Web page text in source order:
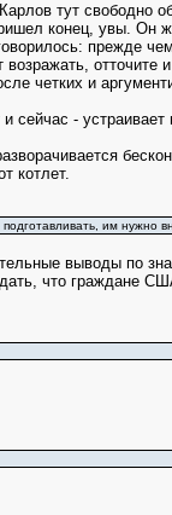
тут свободно
конец, увы. Он
прежде
отточите
четких и
сейчас - устраивает
котлет.
им нужно
выводы по
что граждане